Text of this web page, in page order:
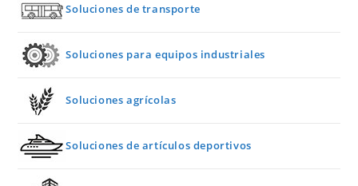
Soluciones de transporte
Soluciones para equipos industriales
Soluciones agrícolas
Soluciones de artículos deportivos